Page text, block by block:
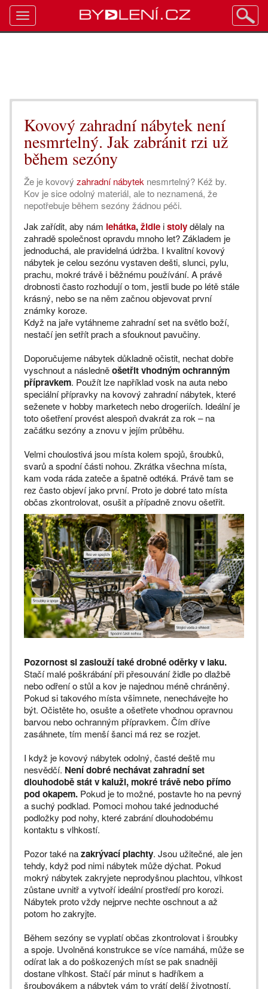
Kovový zahradní nábytek není
nesmrtelný. Jak zabránit rzi už
během sezóny
Že je kovový zahradní nábytek nesmrtelný? Kéž by.
Kov je sice odolný materiál, ale to neznamená, že
nepotřebuje během sezóny žádnou péči.
Jak zařídit, aby nám lehátka,židle istolydělaly na
zahradě společnost opravdu mnoho let? Základem je
jednoduchá, ale pravidelná údržba. I kvalitní kovový
nábytek je celou sezónu vystaven dešti, slunci, pylu,
prachu, mokré trávě i běžnému používání. A právě
drobnosti často rozhodují o tom, jestli bude po létě stále
krásný, nebo se na něm začnou objevovat první
známky koroze.
Když na jaře vytáhneme zahradní set na světlo boží,
nestačí jen setřít prach a sfouknout pavučiny.
Doporučujeme nábytek důkladně očistit, nechat dobře
vyschnout a následněošetřit vhodným ochranným
přípravkem. Použít lze například vosk na auta nebo
speciální přípravky na kovový zahradní nábytek, které
seženete v hobby marketech nebo drogeriích. Ideální je
toto ošetření provést alespoň dvakrát za rok – na
začátku sezóny a znovu v jejím průběhu.
Velmi choulostivá jsou místa kolem spojů, šroubků,
svarů a spodní části nohou. Zkrátka všechna místa,
kam voda ráda zateče a špatně odtéká. Právě tam se
rez často objeví jako první. Proto je dobré tato místa
občas zkontrolovat, osušit a případně znovu ošetřit.
Pozornost si zaslouží také drobné oděrky v laku.
Stačí malé poškrábání při přesouvání židle po dlažbě
nebo odření o stůl a kov je najednou méně chráněný.
Pokud si takového místa všimnete, nenechávejte ho
být. Očistěte ho, osušte a ošetřete vhodnou opravnou
barvou nebo ochranným přípravkem. Čím dříve
zasáhnete, tím menší šanci má rez se rozjet.
I když je kovový nábytek odolný, časté deště mu
nesvědčí. Není dobré nechávat zahradní set
dlouhodobě stát v kaluži, mokré trávě nebo přímo
pod okapem. Pokud je to možné, postavte ho na pevný
a suchý podklad. Pomoci mohou také jednoduché
podložky pod nohy, které zabrání dlouhodobému
kontaktu s vlhkostí.
Pozor také nazakrývací plachty. Jsou užitečné, ale jen
tehdy, když pod nimi nábytek může dýchat. Pokud
mokrý nábytek zakryjete neprodyšnou plachtou, vlhkost
zůstane uvnitř a vytvoří ideální prostředí pro korozi.
Nábytek proto vždy nejprve nechte oschnout a až
potom ho zakryjte.
Během sezóny se vyplatí občas zkontrolovat i šroubky
a spoje. Uvolněná konstrukce se více namáhá, může se
odírat lak a do poškozených míst se pak snadněji
dostane vlhkost. Stačí pár minut s hadříkem a
šroubovákem a nábytek vám to vrátí delší životností.
Toggle
navigation